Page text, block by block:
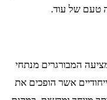
טעם של עוד.
המבורגרים מנתחי
אשר הופכים את